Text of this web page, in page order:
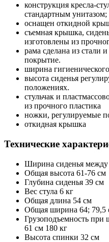
конструкция кресла-
стандартным унитазом;
оснащен откидной
съемная крышка,
изготовлены из
рама сделана из стали
покрытие.
ширина
высота сиденья
положениях.
cтульчак и
из прочного пластика
ножки, регулируемые
откидная крышка
Технические
Ширина сиденья между
Общая высота 61-76 см
Глубина сиденья 39 см
Вес стула 6 кг
Общая длина 54 см
Общая ширина 64; 79,5
Грузоподъемность при
61 см 180 кг
Высота спинки 32 см